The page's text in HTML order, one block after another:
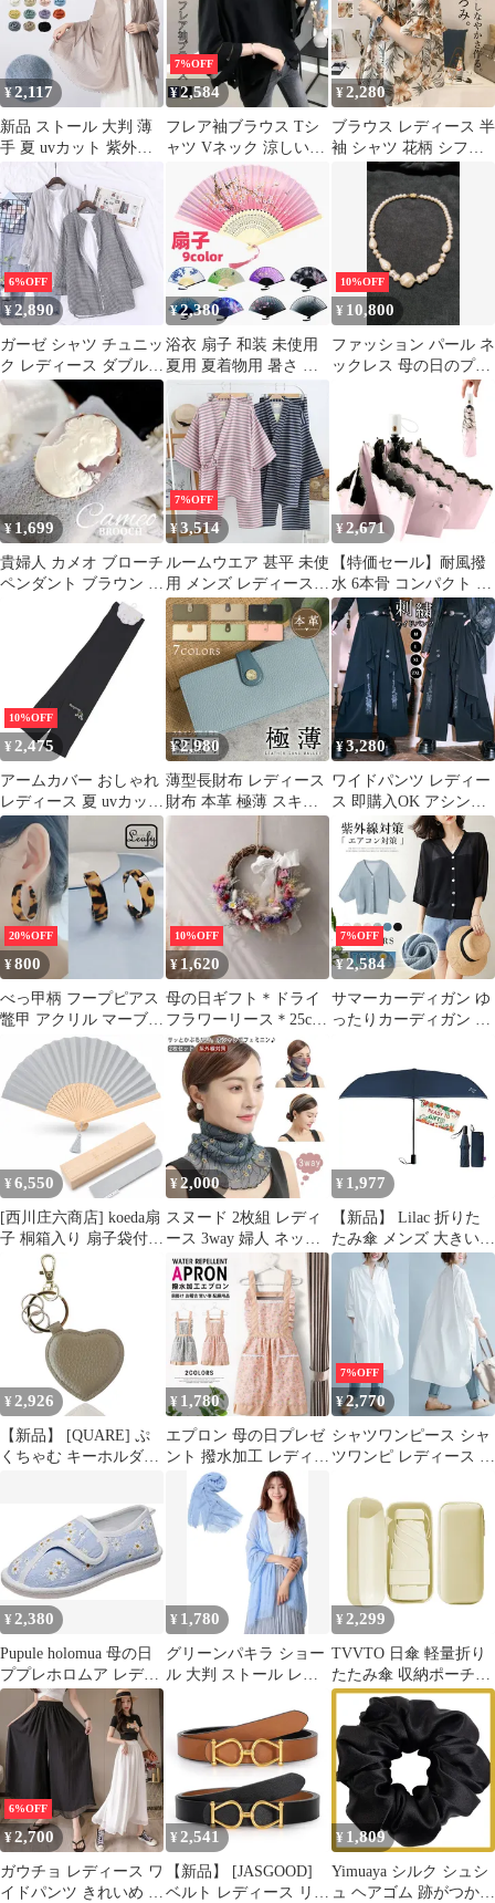
チ 金 シルク 大判スカ
ーフ 春夏 リング ベル
ト バッグ イエロー 柄
レディース 軽い ショー
ル ri-05
レース 20代 30代 40代
50代 母の日 LS-028
¥2,117
新品 ストール 大判 薄
手 夏 uvカット 紫外線
対策 ショール 大判スト
ール 日焼け止め 冷房対
策 マフラー 無地 10色
夏用ストール 綿麻風 シ
ンプル カジュアル ポン
チョマフラー旅行 結婚
式 贈り物 ギフト 母の
日 海 mlyzc
7%OFF
¥2,584
フレア袖ブラウス Tシ
ャツ Vネック 涼しい
可???い ゆったり Tシャ
体型カバー 着痩せ 母の
日 夏 cbrx692
¥2,280
ブラウス レディース 半
袖 シャツ 花柄 シフォ
ン プルオーバー Vネッ
ク フレア袖 ゆったり
海 母の日 ひんやり 体
型カバー きれいめ 可愛
い meiyir01
6%OFF
¥2,890
ガーゼ シャツ チュニッ
ク レディース ダブルガ
ーゼ 2重ガーゼ ブラウ
ス ガーゼシャツ 柔らか
羽織り ライトアウター
スタンドカラー トップ
ス 長袖 チェック柄 プ
レゼント 母の日 #jwivc
¥2,380
浴衣 扇子 和装 未使用
夏用 夏着物用 暑さ 熱
中症 対策 おしゃれ 大
人 レディース 女性 母
の日 父の日 誕生日 お
中元 お歳暮 お年賀 夏
まつり 花火大会
xzzhang338
10%OFF
¥ 10,800
ファッション パール ネ
ックレス 母の日のプレ
ゼント などに どうぞ
¥ 1,699
貴婦人 カメオ ブローチ
ペンダント ブラウン ク
ラシカル 樹脂 母の日
7%OFF
¥3,514
ルームウエア 甚平 未使
用 メンズ レディース
涼しい 綿麻 部屋着 上
下セット パジャマ お祝
い 甚平 お風呂上がり
温泉浴 母の日 父の日
男性 敬老の日 ギフト
プレゼント liangyi04
¥2,671
【特価セール】耐風撥
水 6本骨 コンパクト 紫
外線カット レディース
晴雨兼用 女性 折り畳み
傘 星柄刺繍 遮光遮熱
大きい 自動開閉 uvカッ
ト 日傘 母の日プレゼン
ト 250g 軽量 丈夫 折り
たたみ傘
10%OFF
¥ 2,475
アームカバー おしゃれ
レディース 夏 uvカット
冷感 ロング スポーツ
涼しい 手袋 黒 ブラッ
ク 女性 プレゼント ギ
フト 母の日 すずらん
花言葉 20代 30代 40代
50代 60代 おすすめ
¥2,980
薄型長財布 レディース
財布 本革 極薄 スキミ
ング防止 小銭入れ 札入
れ スリム 牛革 カード
が入る 財布 可愛い お
しゃれ 誕生日 ミニマミ
スト 長財布 ギフト プ
レゼント 母の日 敬老の
日 カードケース セカン
ド財布 薄い財布 薄型財
布
¥3,280
ワイドパンツ レディー
ス 即購入OK アシンメ
トリー パンツ 刺繍 袴
パンツ 大きいサイズ 変
形 ダンスパンツ モード
系 ブラック 黒 イージ
ーパンツ ボトムス スカ
ンツ ガウチョ ゆったり
春夏秋 母の日 プレゼン
ト songlin19
20%OFF
¥800
べっ甲柄 フープピアス
鼈甲 アクリル マーブル
ダークブラウン 大振り
モダン 大きめ 軽量 レ
ディース アクセサリー
お出かけ デート パーテ
ィー 秋 冬 母の日 誕生
日 プレゼント ギフト
送料無料 即購入OK*
10%OFF
¥1,620
母の日ギフト＊ドライ
フラワーリース＊25cm
＊ナチュラルインテリ
ア＊壁掛け
7%OFF
¥2,584
サマーカーディガン ゆ
ったりカーディガン サ
ット 紫外線対策 エアコ
ン対策 母の日ギフト
¥ 6,550
[西川庄六商店] koeda扇
子 桐箱入り 扇子袋付き
母の日 プレゼント ギフ
ト せんす 夏用 レディ
ース 女性 婦人 (紫陽花)
¥2,000
スヌード 2枚組 レディ
ース 3way 婦人 ネック
カバー ヘアバンド 母の
日 ネックウォーマー 薄
手 紫外線対策 UV対策
日焼け防止 ヘアアクセ
サリー 春夏秋 フェイス
カバー M250328-318
¥ 1,977
【新品】 Lilac 折りた
たみ傘 メンズ 大きいサ
イズ 8本骨 豪雨対策 台
風対策 丈夫 耐久 撥水
防風 半遮光 耐風撥水
携帯便利 軽量 レディー
ス メンズ 母の日 父の
日 父の日 0
¥ 2,926
【新品】 [QUARE] ぷ
くちゃむ キーホルダー
マホ レディース 可愛い
レザー ハート 携帯スト
ラップ キーチャーム 母
の日 プレゼント (ゴー
ルド) 0
¥ 1,780
エプロン 母の日プレゼ
ント 撥水加工 レディー
ス 薄手 通気 軽量 保育
士 ナチュラル 大人 家
事 前掛け かわいい シ
ンプル 家事 料理教室
お稽古 習い事 配膳用品
母の日 春 夏weiqun03
7%OFF
¥2,770
シャツワンピース シャ
ツワンピ レディース ロ
いサイズ 春夏秋 ゆった
り カジュアル 母の日
プレゼントcbrx690
¥ 2,380
Pupule holomua 母の日
ププレホロムア レディ
ース スリッパ ルーム
シューズ 23-24cm
medium( 花柄ブルー,
M)
¥ 1,780
グリーンパキラ ショー
ル 大判 ストール レデ
夏 秋 UVカット 冷房対
策 日焼け対策 コットン
無地 柔らかい 結婚式
母の日 プレゼント 贈り
物 母親 誕生日プレゼン
ト 実用的 シンプル (ブ
ルー)
¥ 2,299
TVVTO 日傘 軽量折り
たたみ傘 収納ポーチ付
き UV100%遮光 耐風撥
水 晴雨兼用 コンパクト
母の日父の日贈り物 メ
ンズレディース兼用
（beige）
6%OFF
¥2,700
ガウチョ レディース ワ
イドパンツ きれいめ 美
¥ 2,541
【新品】 [JASGOOD]
ベルト レディース リバ
¥ 1,809
Yimuaya シルク シュシ
ュ ヘアゴム 跡がつかな